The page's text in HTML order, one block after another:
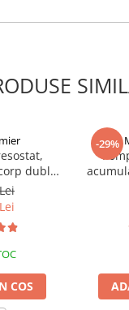
dublu,
110PSI,
COS
-29%
12L,
debit
G01